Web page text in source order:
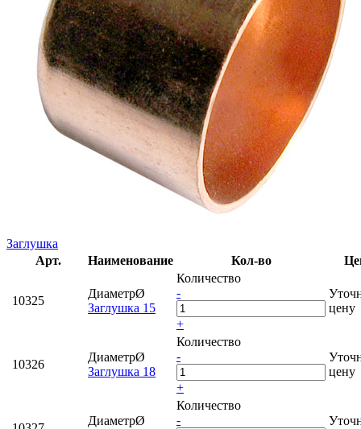
Заглушка
Арт.
Наименование Кол-во
10325
ДиаметрØ
Заглушка 15
Количество
-
+
цену
10326
ДиаметрØ
Заглушка 18
Количество
-
+
цену
ДиаметрØ
Количество
-